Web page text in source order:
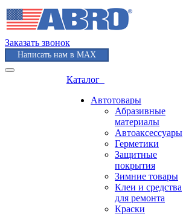
Заказать звонок
Написать нам в MAX
Каталог
Автотовары
Абразивные
материалы
Автоаксессуары
Герметики
Защитные
покрытия
Зимние товары
Клеи и средства
для ремонта
Краски